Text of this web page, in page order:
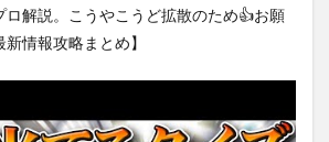
ロ解説。こうやこうど拡散のため👍お願
情報攻略まとめ】